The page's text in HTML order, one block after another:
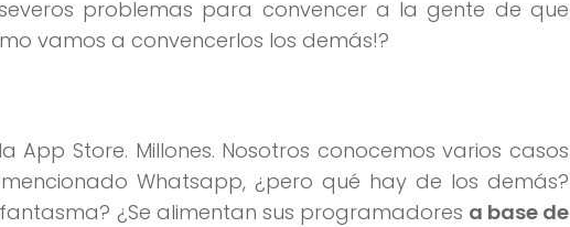
problemas para convencer a la gente de que
vamos a convencerlos los demás!?
Store. Millones. Nosotros conocemos varios casos
Whatsapp, ¿pero qué hay de los demás?
¿Se alimentan sus programadores a base de